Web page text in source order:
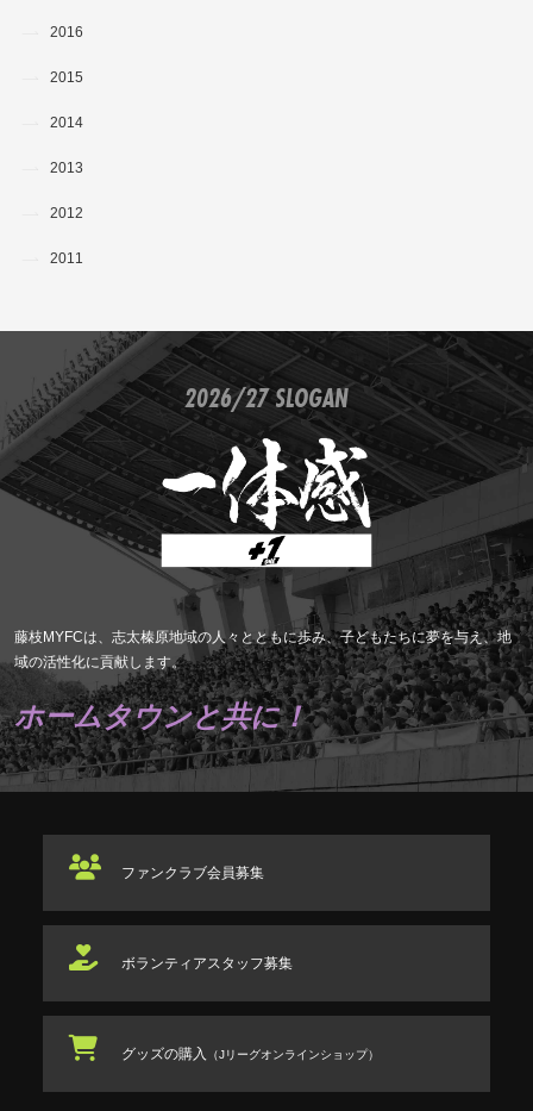
2016
2015
2014
2013
2012
2011
2026/27 SLOGAN
藤枝MYFCは、志太榛原地域の人々とともに歩み、子どもたちに夢を与え、地
域の活性化に貢献します。
ホームタウンと共に！
ファンクラブ会員募集
ボランティアスタッフ募集
グッズの購入 （Jリーグオンラインショップ）